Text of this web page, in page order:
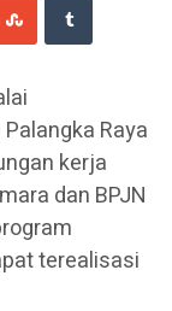
Raya
kerja
dan BPJN
terealisasi